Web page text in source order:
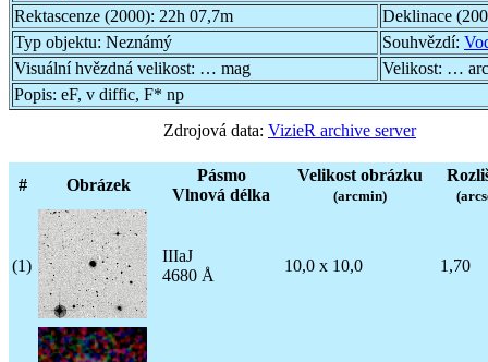
Rektascenze (2000): 22h 07,7m
Deklinace
Typ objektu: Neznámý Souhvězdí:
Visuální hvězdná velikost: … mag Velikost: …
Popis: eF, v diffic, F* np
Zdrojová data: VizieR archive server
# Obrázek
Pásmo
Vlnová délka
Velikost obrázku
(arcmin)
(1)
IIIaJ
4680 Å
10,0 x 10,0 1,70